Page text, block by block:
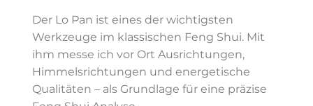
Der Lo Pan ist eines der wichtigsten
Werkzeuge im klassischen Feng Shui. Mit
ihm messe ich vor Ort Ausrichtungen,
Himmelsrichtungen und energetische
Qualitäten – als Grundlage für eine präzise